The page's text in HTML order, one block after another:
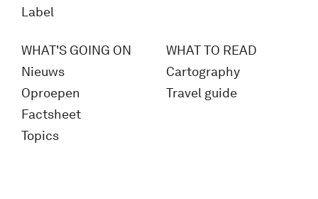
Label
WHAT'S GOING ON
Nieuws
Oproepen
Factsheet
Topics
WHAT TO READ
Cartography
Travel guide